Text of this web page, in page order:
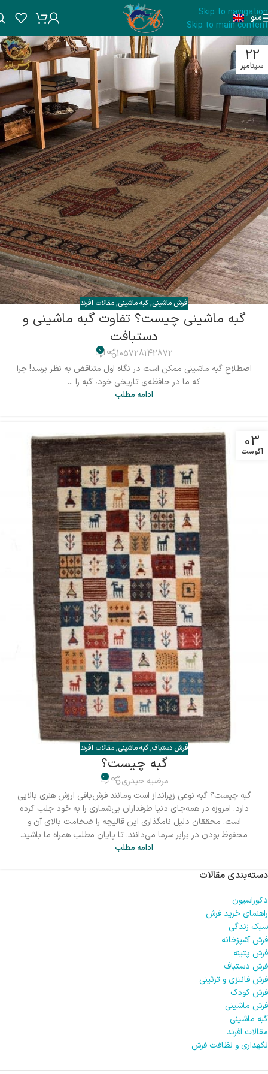
Skip to navigation
Skip to main content
منو
22
سپتامبر
فرش ماشینی,گبه ماشینی,مقالات افرند
گبه ماشینی چیست؟ تفاوت گبه ماشینی و
دستبافت
105728142872
0
اصطلاح گبه‌ ماشینی ممکن است در نگاه اول متناقض به نظر برسد! چرا
که ما در حافظه‌ی تاریخی خود، گبه را ...
ادامه مطلب
03
آگوست
فرش دستباف,گبه ماشینی,مقالات افرند
گبه چیست؟
مرضیه حیدری 0
گبه چیست؟ گبه نوعی زیرانداز است ومانند فرش‌بافی ارزش هنری بالایی
دارد. امروزه در همه‌جای دنیا طرفداران بی‌شماری را به خود جلب کرده
است. محققان دلیل نامگذاری این قالیچه را ضخامت بالای آن و
محفوظ بودن در برابر سرما می‌دانند. تا پایان مطلب همراه ما باشید.
ادامه مطلب
دسته‌بندی مقالات
دکوراسیون
راهنمای خرید فرش
سبک زندگی
فرش آشپزخانه
فرش پتینه
فرش دستباف
فرش فانتزی و تزئینی
فرش کودک
فرش ماشینی
گبه ماشینی
مقالات افرند
نگهداری و نظافت فرش